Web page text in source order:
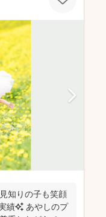
知りの子も笑顔
績✨ あやしのプ